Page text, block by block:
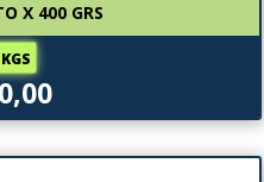
X 400 GRS